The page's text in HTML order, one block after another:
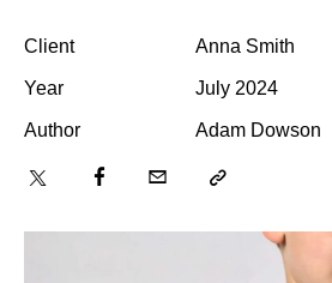
Client Anna Smith
Year July 2024
Author Adam Dowson